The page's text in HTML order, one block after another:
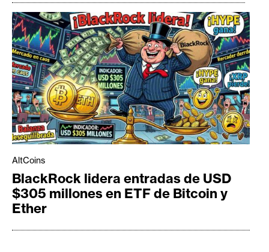
AltCoins
BlackRock lidera entradas de USD
$305 millones en ETF de Bitcoin y
Ether